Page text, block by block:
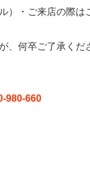
）・ご来店の際は
、何卒ご了承くだ
980-660